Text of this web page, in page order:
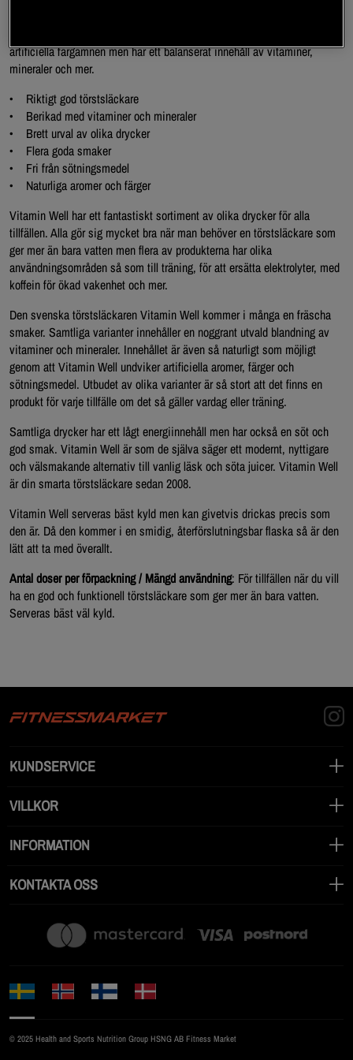
artificiella färgämnen men har ett balanserat innehåll av vitaminer,
mineraler och mer.
• Riktigt god törstsläckare
• Berikad med vitaminer och mineraler
• Brett urval av olika drycker
• Flera goda smaker
• Fri från sötningsmedel
• Naturliga aromer och färger
Vitamin Well har ett fantastiskt sortiment av olika drycker för alla
tillfällen. Alla gör sig mycket bra när man behöver en törstsläckare som
ger mer än bara vatten men flera av produkterna har olika
användningsområden så som till träning, för att ersätta elektrolyter, med
koffein för ökad vakenhet och mer.
Den svenska törstsläckaren Vitamin Well kommer i många en fräscha
smaker. Samtliga varianter innehåller en noggrant utvald blandning av
vitaminer och mineraler. Innehållet är även så naturligt som möjligt
genom att Vitamin Well undviker artificiella aromer, färger och
sötningsmedel. Utbudet av olika varianter är så stort att det finns en
produkt för varje tillfälle om det så gäller vardag eller träning.
Samtliga drycker har ett lågt energiinnehåll men har också en söt och
god smak. Vitamin Well är som de själva säger ett modernt, nyttigare
och välsmakande alternativ till vanlig läsk och söta juicer. Vitamin Well
är din smarta törstsläckare sedan 2008.
Vitamin Well serveras bäst kyld men kan givetvis drickas precis som
den är. Då den kommer i en smidig, återförslutningsbar flaska så är den
lätt att ta med överallt.
Antal doser per förpackning / Mängd användning: För tillfällen när du vill
ha en god och funktionell törstsläckare som ger mer än bara vatten.
Serveras bäst väl kyld.
KUNDSERVICE
VILLKOR
INFORMATION
KONTAKTA OSS
© 2025 Health and Sports Nutrition Group HSNG AB Fitness Market